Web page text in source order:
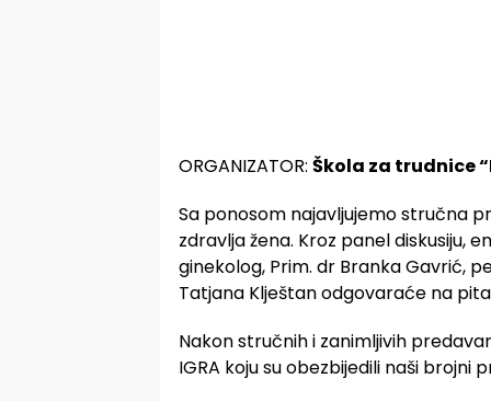
ORGANIZATOR: Škola za trudnice
Sa ponosom najavljujemo stručna
zdravlja žena. Kroz panel diskusiju,
ginekolog, Prim. dr Branka Gavrić,
Tatjana Klještan odgovaraće na
Nakon stručnih i zanimljivih
IGRA koju su obezbijedili naši brojni